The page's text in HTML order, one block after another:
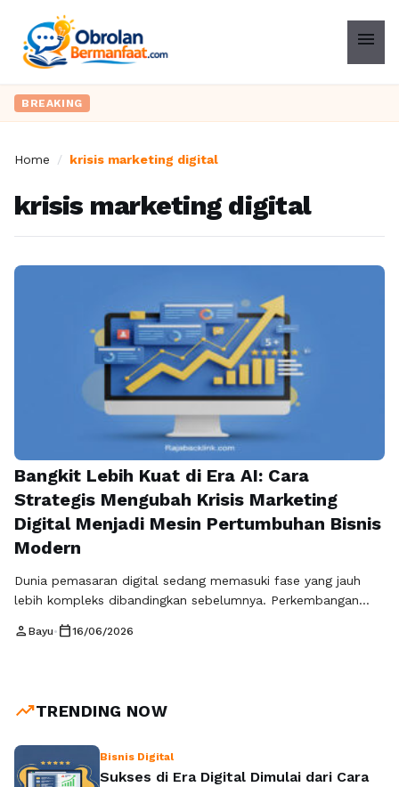
menu
BREAKING
Home / krisis marketing digital
krisis marketing digital
Bangkit Lebih Kuat di Era AI: Cara
Strategis Mengubah Krisis Marketing
Digital Menjadi Mesin Pertumbuhan Bisnis
Modern
Dunia pemasaran digital sedang memasuki fase yang jauh
lebih kompleks dibandingkan sebelumnya. Perkembangan
pergeseran perilaku konsumen telah menciptakan ekosistem
lagi mampu memberikan hasil yang …
person Bayu• calendar_today16/06/2026
trending_upTRENDING NOW
Bisnis Digital
Sukses di Era Digital Dimulai dari Cara